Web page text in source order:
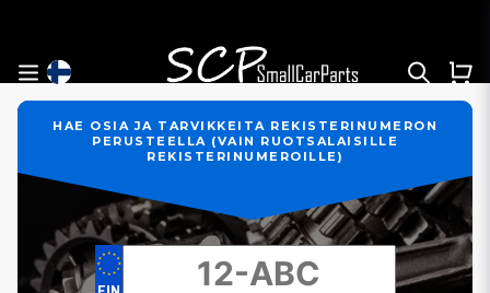
HAE OSIA JA TARVIKKEITA REKISTERINUMERON
PERUSTEELLA (VAIN RUOTSALAISILLE
REKISTERINUMEROILLE)